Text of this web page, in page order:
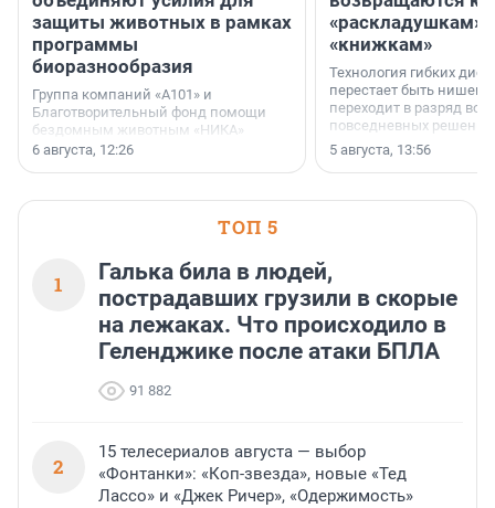
защиты животных в рамках
программы
биоразнообразия
Группа компаний «А101» и
Благотворительный фонд помощи
бездомным животным «НИКА»
заключили соглашение о
6 августа, 12:26
«раскладушкам»
«книжкам»
Технология гибких
перестает быть
переходит в разряд
повседневных
5 августа, 13:56
ТОП 5
1
Галька била в людей,
пострадавших грузили в скорые
на лежаках. Что происходило в
Геленджике после атаки БПЛА
91 882
2
15 телесериалов августа — выбор
«Фонтанки»: «Коп-звезда», новые «Тед
Лассо» и «Джек Ричер», «Одержимость»